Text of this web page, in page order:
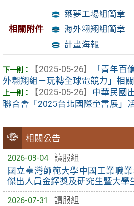
相關公告
2026-08-04
讀服組
國立臺灣師範大學中國工業職
傑出人員金鐸獎及研究生暨大學
2026-07-31
讀服組
相關附件
築夢工場組簡章
海外翱翔組簡章
計畫海報
【2025-05-26】
「青年百
外翱翔組－玩轉全球電競力」相
【2025-05-26】 中華民國
聯合會「2025台北國際童書展」